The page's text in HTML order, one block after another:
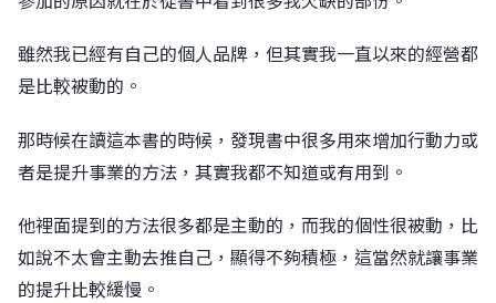
雖然我已經有自己的個人品牌，但其實我一直以來的經營都
是比較被動的。
󠀠那時候在讀這本書的時候，發現書中很多用來增加行動力或
者是提升事業的方法，其實我都不知道或有用到。
󠀠他裡面提到的方法很多都是主動的，而我的個性很被動，比
如說不太會主動去推自己，顯得不夠積極，這當然就讓事業
的提升比較緩慢。